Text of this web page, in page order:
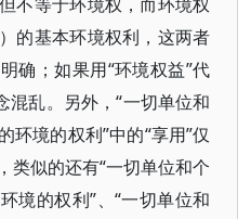
的基本环境权利，这两者
确；如果用“环境权益”代
混乱。另外，“一切单位和
环境的权利”中的“享用”仅
类似的还有“一切单位和个
境的权利”、“一切单位和